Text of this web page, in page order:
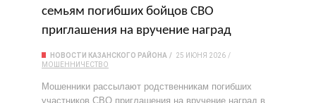
семьям погибших бойцов СВО
приглашения на вручение наград
НОВОСТИ КАЗАНСКОГО РАЙОНА
25 ИЮНЯ 2026
МОШЕННИЧЕСТВО
Мошенники рассылают родственникам погибших
участников СВО приглашения на вручение наград в